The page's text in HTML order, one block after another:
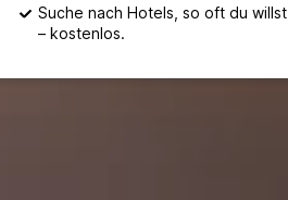
Suche nach Hotels, so oft du willst
– kostenlos.